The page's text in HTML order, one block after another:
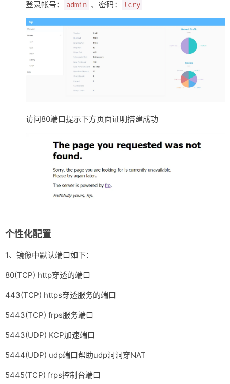
登录帐号： admin 、密码： lcry
访问80端口提示下方页面证明搭建成功
个性化配置
1、镜像中默认端口如下：
80(TCP) http穿透的端口
443(TCP) https穿透服务的端口
5443(TCP) frps服务端口
5443(UDP) KCP加速端口
5444(UDP) udp端口帮助udp洞洞穿NAT
5445(TCP) frps控制台端口